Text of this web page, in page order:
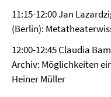
11:15-12:00 Jan
(Berlin):
12:00-12:45 Claudia
Archiv: Möglichkeiten
Heiner Müller